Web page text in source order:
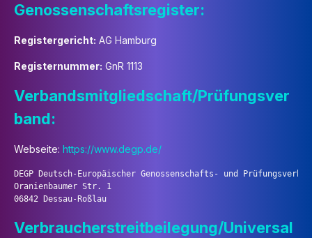
Genossenschaftsregister:
Registergericht: AG Hamburg
Registernummer: GnR 1113
Verbandsmitgliedschaft/Prüfungsver
band:
Webseite: https://www.degp.de/
DEGP Deutsch-Europäischer Genossenschafts- und
Oranienbaumer Str. 1
Verbraucherstreitbeilegung/Universal